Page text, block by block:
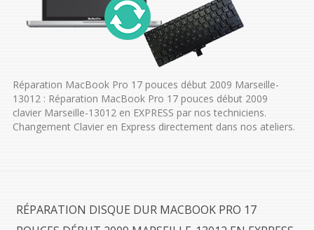
Réparation MacBook Pro 17 pouces début 2009 Marseille-
13012 : Réparation MacBook Pro 17 pouces début 2009
clavier Marseille-13012 en EXPRESS par nos techniciens.
Changement Clavier en Express directement dans nos ateliers.
RÉPARATION DISQUE DUR MACBOOK PRO 17